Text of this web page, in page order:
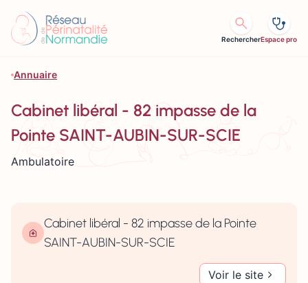
RechercherEspace pro
Annuaire
Cabinet libéral - 82 impasse de la
Pointe SAINT-AUBIN-SUR-SCIE
Ambulatoire
Cabinet libéral - 82 impasse de la Pointe
SAINT-AUBIN-SUR-SCIE
Voir le site